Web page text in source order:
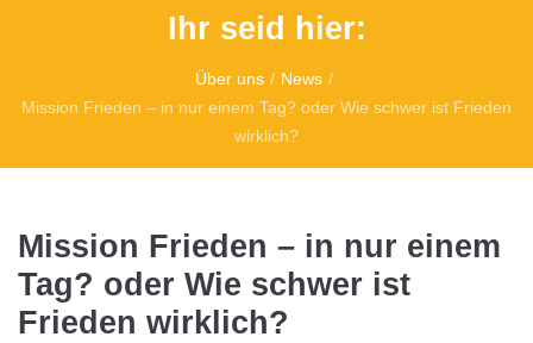
Ihr seid hier:
Über uns / News /
Mission Frieden – in nur einem Tag? oder Wie schwer ist Frieden
wirklich?
Mission Frieden – in nur einem
Tag? oder Wie schwer ist
Frieden wirklich?